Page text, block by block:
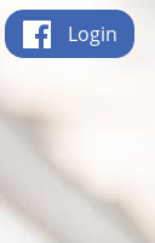
Login